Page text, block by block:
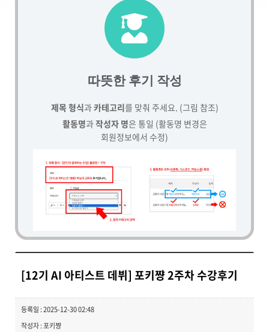
따뜻한 후기 작성
제목 형식과카테고리를 맞춰 주세요. (그림 참조)
활동명과작성자 명은 통일 (활동명 변경은
회원정보에서 수정)
[12기 AI 아티스트 데뷔] 포키쨩 2주차 수강후기
등록일 : 2025-12-30 02:48
작성자 : 포키쨩